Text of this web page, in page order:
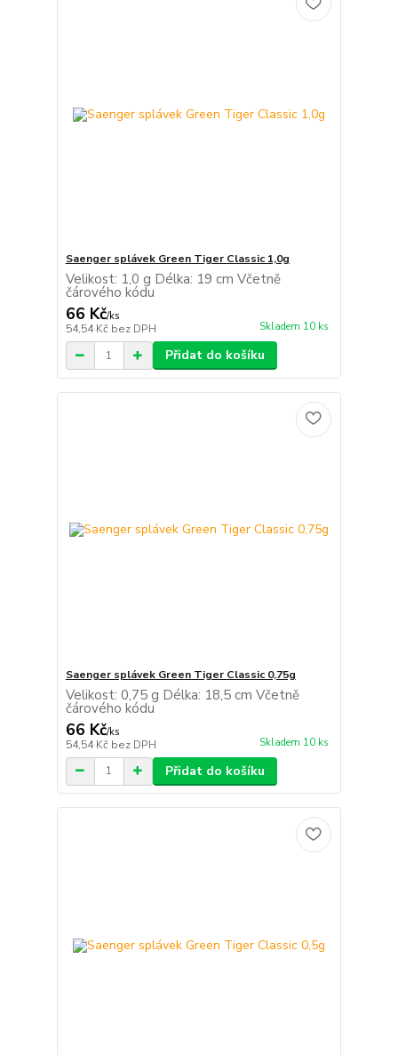
Saenger splávek Green Tiger Classic 1,0g
Velikost: 1,0 g Délka: 19 cm Včetně
čárového kódu
66 Kč/ks
54,54 Kč bez DPH Skladem 10 ks
Přidat do košíku
Saenger splávek Green Tiger Classic 0,75g
Velikost: 0,75 g Délka: 18,5 cm Včetně
čárového kódu
66 Kč/ks
54,54 Kč bez DPH Skladem 10 ks
Přidat do košíku